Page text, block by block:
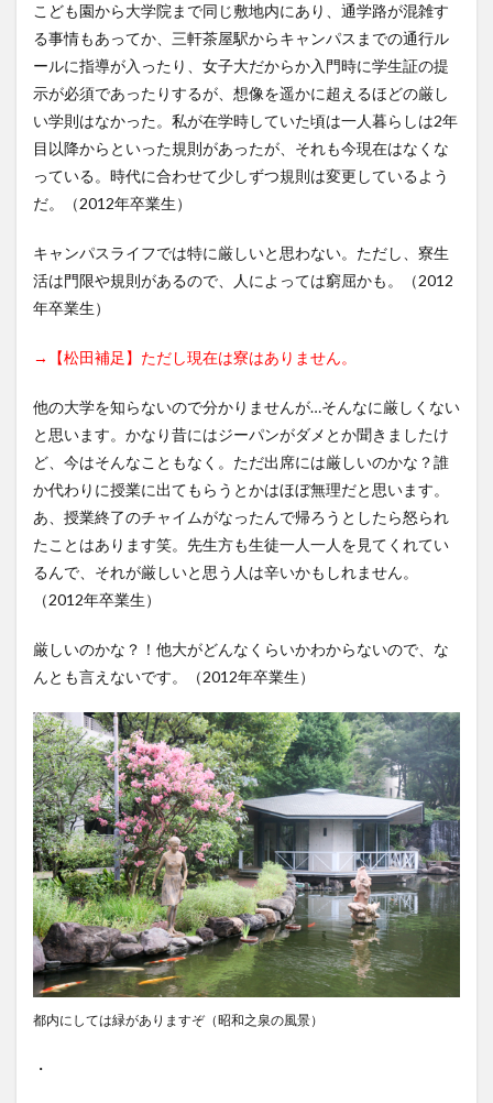
こども園から大学院まで同じ敷地内にあり、通学路が混雑す
る事情もあってか、三軒茶屋駅からキャンパスまでの通行ル
ールに指導が入ったり、女子大だからか入門時に学生証の提
示が必須であったりするが、想像を遥かに超えるほどの厳し
い学則はなかった。私が在学時していた頃は一人暮らしは2年
目以降からといった規則があったが、それも今現在はなくな
っている。時代に合わせて少しずつ規則は変更しているよう
だ。（2012年卒業生）
キャンパスライフでは特に厳しいと思わない。ただし、寮生
活は門限や規則があるので、人によっては窮屈かも。（2012
年卒業生）
→【松田補足】ただし現在は寮はありません。
他の大学を知らないので分かりませんが…そんなに厳しくない
と思います。かなり昔にはジーパンがダメとか聞きましたけ
ど、今はそんなこともなく。ただ出席には厳しいのかな？誰
か代わりに授業に出てもらうとかはほぼ無理だと思います。
あ、授業終了のチャイムがなったんで帰ろうとしたら怒られ
たことはあります笑。先生方も生徒一人一人を見てくれてい
るんで、それが厳しいと思う人は辛いかもしれません。
（2012年卒業生）
厳しいのかな？！他大がどんなくらいかわからないので、な
んとも言えないです。（2012年卒業生）
都内にしては緑がありますぞ（昭和之泉の風景）
・